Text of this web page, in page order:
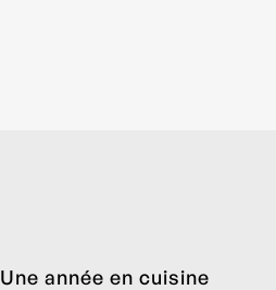
Une année en cuisine